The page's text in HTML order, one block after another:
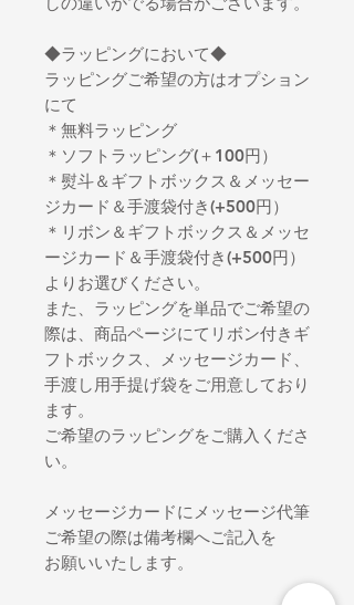
◆ラッピングにおいて◆
ラッピングご希望の方はオプション
にて
＊無料ラッピング
＊ソフトラッピング(＋100円）
＊熨斗＆ギフトボックス＆メッセー
ジカード＆手渡袋付き(+500円）
＊リボン＆ギフトボックス＆メッセ
ージカード＆手渡袋付き(+500円）
よりお選びください。
また、ラッピングを単品でご希望の
際は、商品ページにてリボン付きギ
フトボックス、メッセージカード、
手渡し用手提げ袋をご用意しており
ます。
ご希望のラッピングをご購入くださ
い。
メッセージカードにメッセージ代筆
ご希望の際は備考欄へご記入を
お願いいたします。